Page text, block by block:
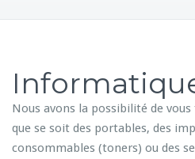
Nous avons la possibilité de
que se soit des portables, des
consommables (toners) ou des